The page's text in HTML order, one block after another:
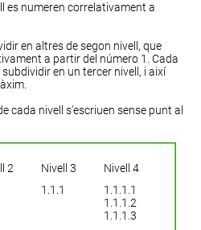
es numeren correlativament a
en altres de segon nivell, que
a partir del número 1. Cada
en un tercer nivell, i així
cada nivell s’escriuen sense punt al
2 Nivell 3
Nivell 4
1.1.1
1.1.1.1
1.1.1.2
1.1.1.3